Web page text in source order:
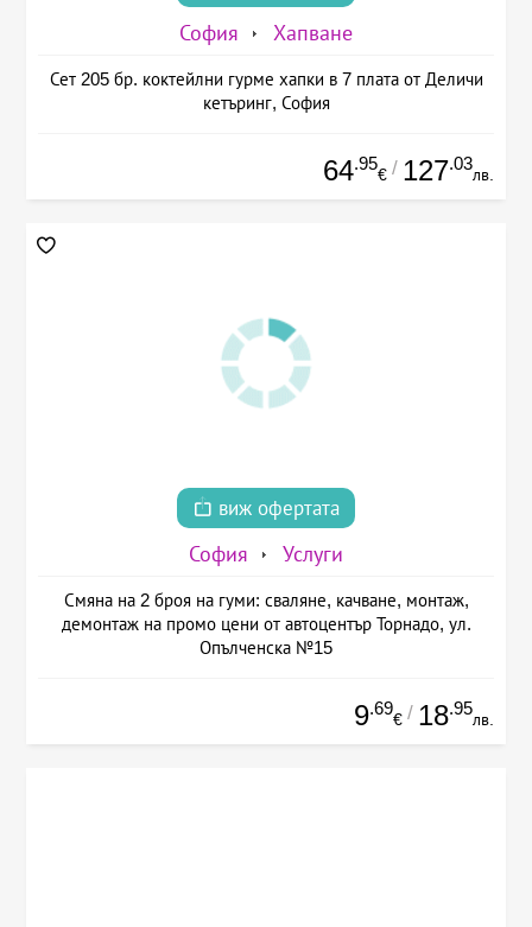
София Хапване
Сет 205 бр. коктейлни гурме хапки в 7 плата от Деличи
кетъринг, София
64.95
€ / 127.03
лв.
виж офертата
София Услуги
Смяна на 2 броя на гуми: сваляне, качване, монтаж,
демонтаж на промо цени от автоцентър Торнадо, ул.
Опълченска №15
9.69
€ / 18.95
лв.